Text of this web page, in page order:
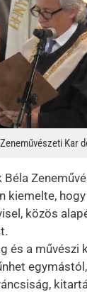
Kar
Béla
kiemelte,
közös
és a művészi